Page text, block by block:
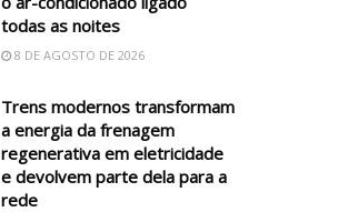
todas as noites
8 DE AGOSTO DE 2026
Trens modernos transformam
a energia da frenagem
regenerativa em eletricidade
e devolvem parte dela para a
rede